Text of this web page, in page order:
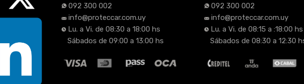
092 300 002
info@proteccar.com.uy
Lu. a Vi. de 08:30 a 18:00 hs
Sábados de 09:00 a 13:00 hs
092 300 002
info@proteccar.com.uy
Lu. a Vi. de 08:15 a :18:00 hs
Sábados de 08:30 a 12:30